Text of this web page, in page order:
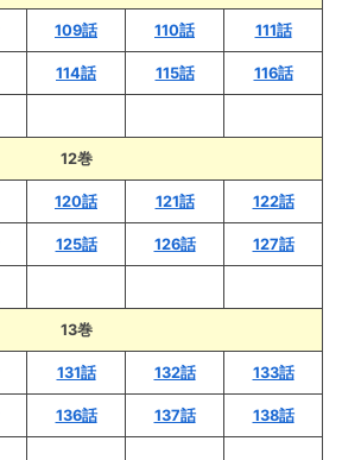
109話 110話 111話
114話 115話 116話
12巻
120話 121話 122話
125話 126話 127話
13巻
131話 132話 133話
136話 137話 138話